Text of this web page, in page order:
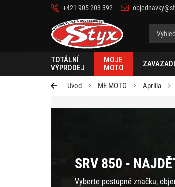
+421 905 203 392
Styx-
cz
TOTÁLNÍ
VÝPRODEJ
MOJE
MOTO
Úvod MÉ MOTO Aprilia
SRV 850 -
Vyberte postupně značku,